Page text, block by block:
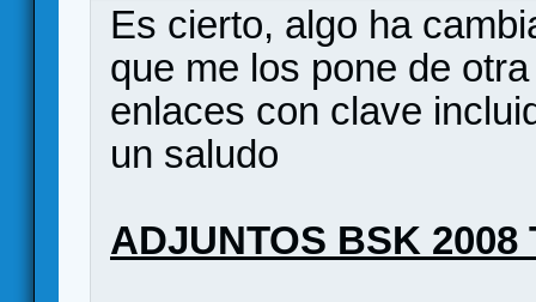
Es cierto, algo ha
que me los pone de
enlaces con clave
un saludo
ADJUNTOS BSK 2008